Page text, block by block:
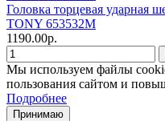
Головка торцевая ударная
TONY 653532M
1190.00р.
Мы используем файлы
пользования сайтом и
Подробнее
Принимаю